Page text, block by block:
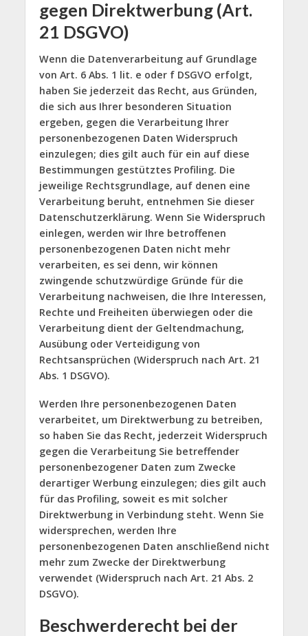
gegen Direktwerbung (Art.
21 DSGVO)
Wenn die Datenverarbeitung auf Grundlage
von Art. 6 Abs. 1 lit. e oder f DSGVO erfolgt,
haben Sie jederzeit das Recht, aus Gründen,
die sich aus Ihrer besonderen Situation
ergeben, gegen die Verarbeitung Ihrer
personenbezogenen Daten Widerspruch
einzulegen; dies gilt auch für ein auf diese
Bestimmungen gestütztes Profiling. Die
jeweilige Rechtsgrundlage, auf denen eine
Verarbeitung beruht, entnehmen Sie dieser
Datenschutzerklärung. Wenn Sie Widerspruch
einlegen, werden wir Ihre betroffenen
personenbezogenen Daten nicht mehr
verarbeiten, es sei denn, wir können
zwingende schutzwürdige Gründe für die
Verarbeitung nachweisen, die Ihre Interessen,
Rechte und Freiheiten überwiegen oder die
Verarbeitung dient der Geltendmachung,
Ausübung oder Verteidigung von
Rechtsansprüchen (Widerspruch nach Art. 21
Abs. 1 DSGVO).
Werden Ihre personenbezogenen Daten
verarbeitet, um Direktwerbung zu betreiben,
so haben Sie das Recht, jederzeit Widerspruch
gegen die Verarbeitung Sie betreffender
personenbezogener Daten zum Zwecke
derartiger Werbung einzulegen; dies gilt auch
für das Profiling, soweit es mit solcher
Direktwerbung in Verbindung steht. Wenn Sie
widersprechen, werden Ihre
personenbezogenen Daten anschließend nicht
mehr zum Zwecke der Direktwerbung
verwendet (Widerspruch nach Art. 21 Abs. 2
DSGVO).
Beschwerderecht bei der